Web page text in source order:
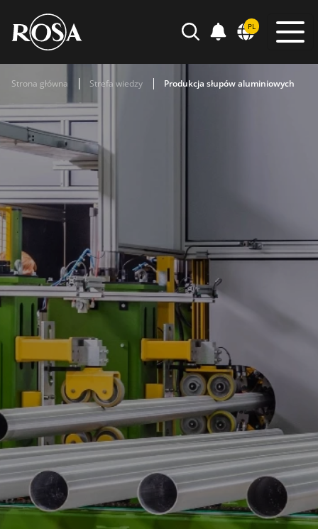
WYSZUKIWARKAPOWIADOMIENIA
PL
Strona główna Strefa wiedzy Produkcja słupów aluminiowych